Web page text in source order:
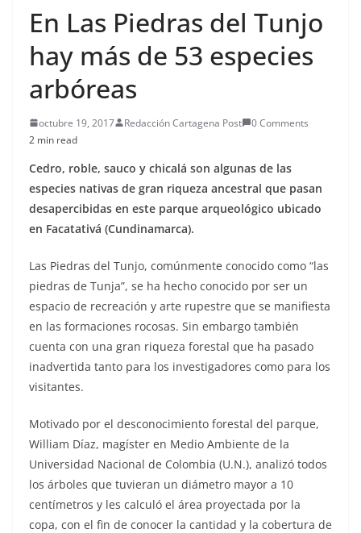
En Las Piedras del Tunjo
hay más de 53 especies
arbóreas
octubre 19, 2017 Redacción Cartagena Post
0 Comments
2 min read
Cedro, roble, sauco y chicalá son algunas de las
especies nativas de gran riqueza ancestral que pasan
desapercibidas en este parque arqueológico ubicado
en Facatativá (Cundinamarca).
Las Piedras del Tunjo, comúnmente conocido como “las
piedras de Tunja”, se ha hecho conocido por ser un
espacio de recreación y arte rupestre que se manifiesta
en las formaciones rocosas. Sin embargo también
cuenta con una gran riqueza forestal que ha pasado
inadvertida tanto para los investigadores como para los
visitantes.
Motivado por el desconocimiento forestal del parque,
William Díaz, magíster en Medio Ambiente de la
Universidad Nacional de Colombia (U.N.), analizó todos
los árboles que tuvieran un diámetro mayor a 10
centímetros y les calculó el área proyectada por la
copa, con el fin de conocer la cantidad y la cobertura de